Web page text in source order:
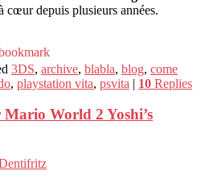
cœur depuis plusieurs années.
3DS, archive, blabla, blog, come
, playstation vita, psvita | 10 Replies
World 2 Yoshi’s